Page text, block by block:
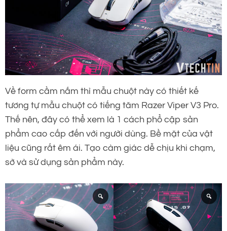
Về form cầm nắm thì mẫu chuột này có thiết kế
tương tự mẫu chuột có tiếng tăm Razer Viper V3 Pro.
Thế nên, đây có thể xem là 1 cách phổ cập sản
phẩm cao cấp đến với người dùng. Bề mặt của vật
liệu cũng rất êm ái. Tạo càm giác dễ chịu khi chạm,
sờ và sử dụng sản phẩm này.